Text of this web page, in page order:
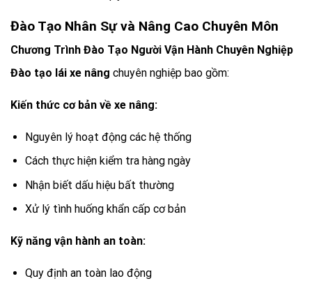
Đào Tạo Nhân Sự và Nâng Cao Chuyên Môn
Chương Trình Đào Tạo Người Vận Hành Chuyên Nghiệp
Đào tạo lái xe nâng chuyên nghiệp bao gồm:
Kiến thức cơ bản về xe nâng:
Nguyên lý hoạt động các hệ thống
Cách thực hiện kiểm tra hàng ngày
Nhận biết dấu hiệu bất thường
Xử lý tình huống khẩn cấp cơ bản
Kỹ năng vận hành an toàn:
Quy định an toàn lao động